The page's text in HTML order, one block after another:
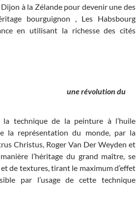
à la Zélande pour devenir une des
bourguignon , Les Habsbourg
en utilisant la richesse des cités
une révolution du
la technique de la peinture à l’huile
la représentation du monde, par la
Christus, Roger Van Der Weyden et
l’héritage du grand maître, se
de textures, tirant le maximum d’effet
par l’usage de cette technique